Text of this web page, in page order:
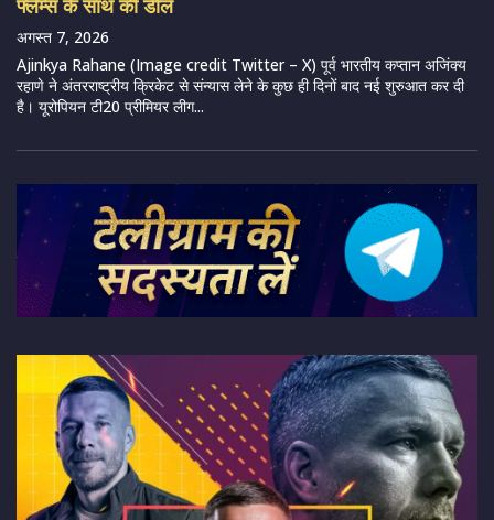
फ्लेम्स के साथ की डील
अगस्त 7, 2026
Ajinkya Rahane (Image credit Twitter – X) पूर्व भारतीय कप्तान अजिंक्य
रहाणे ने अंतरराष्ट्रीय क्रिकेट से संन्यास लेने के कुछ ही दिनों बाद नई शुरुआत कर दी
है। यूरोपियन टी20 प्रीमियर लीग...